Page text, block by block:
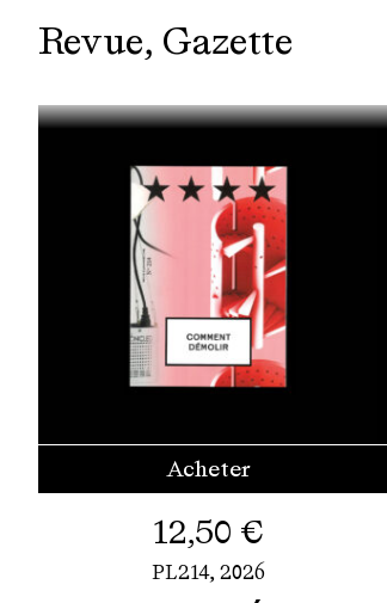
Revue Gazette
Acheter
12,50 €
PL214, 2026